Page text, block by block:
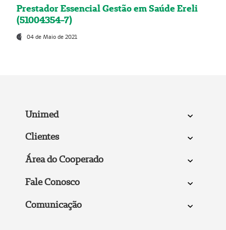
Prestador Essencial Gestão em Saúde Ereli
(51004354-7)
04 de Maio de 2021
Unimed
Clientes
Área do Cooperado
Fale Conosco
Comunicação